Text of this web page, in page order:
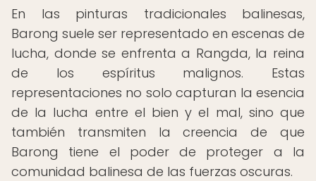
En las pinturas tradicionales balinesas,
Barong suele ser representado en escenas de
lucha, donde se enfrenta a Rangda, la reina
de los espíritus malignos. Estas
representaciones no solo capturan la esencia
de la lucha entre el bien y el mal, sino que
también transmiten la creencia de que
Barong tiene el poder de proteger a la
comunidad balinesa de las fuerzas oscuras.